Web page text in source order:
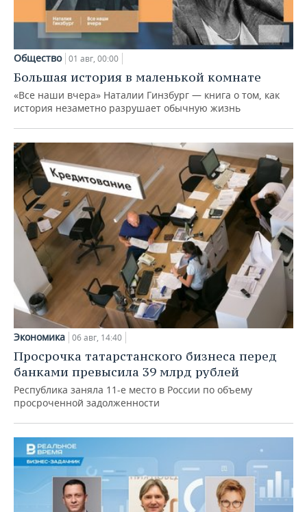
Общество 01 авг, 00:00
Большая история в маленькой комнате
«Все наши вчера» Наталии Гинзбург — книга о том, как
история незаметно разрушает обычную жизнь
Экономика 06 авг, 14:40
Просрочка татарстанского бизнеса перед
банками превысила 39 млрд рублей
Республика заняла 11-е место в России по объему
просроченной задолженности